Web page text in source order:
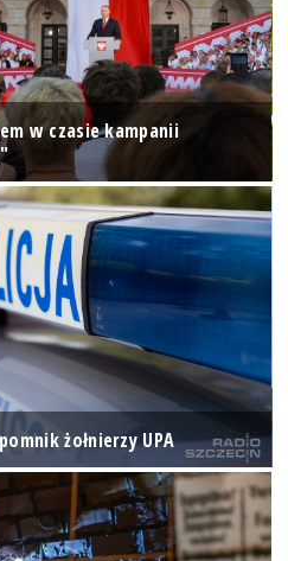
w czasie kampanii
żołnierzy UPA